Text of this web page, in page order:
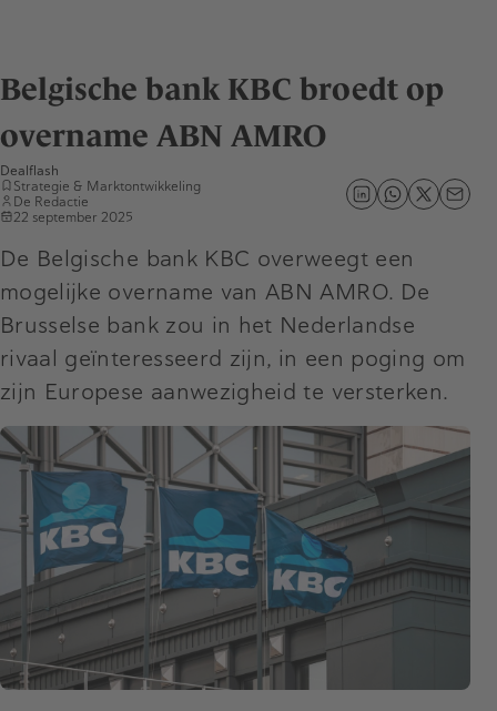
Belgische bank KBC broedt op
overname ABN AMRO
Dealflash
Strategie & Marktontwikkeling
De Redactie
22 september 2025
De Belgische bank KBC overweegt een
mogelijke overname van ABN AMRO. De
Brusselse bank zou in het Nederlandse
rivaal geïnteresseerd zijn, in een poging om
zijn Europese aanwezigheid te versterken.